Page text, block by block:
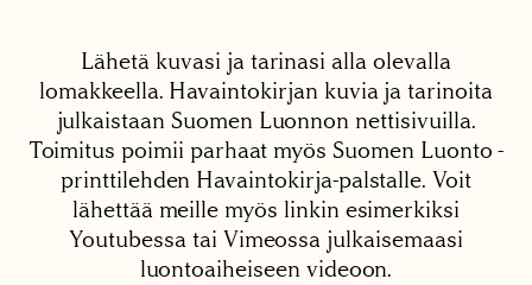
Lähetä kuvasi ja tarinasi alla olevalla
lomakkeella. Havaintokirjan kuvia ja tarinoita
julkaistaan Suomen Luonnon nettisivuilla.
Toimitus poimii parhaat myös Suomen Luonto -
printtilehden Havaintokirja-palstalle. Voit
lähettää meille myös linkin esimerkiksi
Youtubessa tai Vimeossa julkaisemaasi
luontoaiheiseen videoon.